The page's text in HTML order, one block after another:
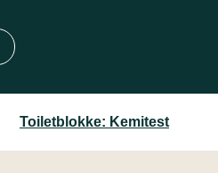
Toiletblokke: Kemitest